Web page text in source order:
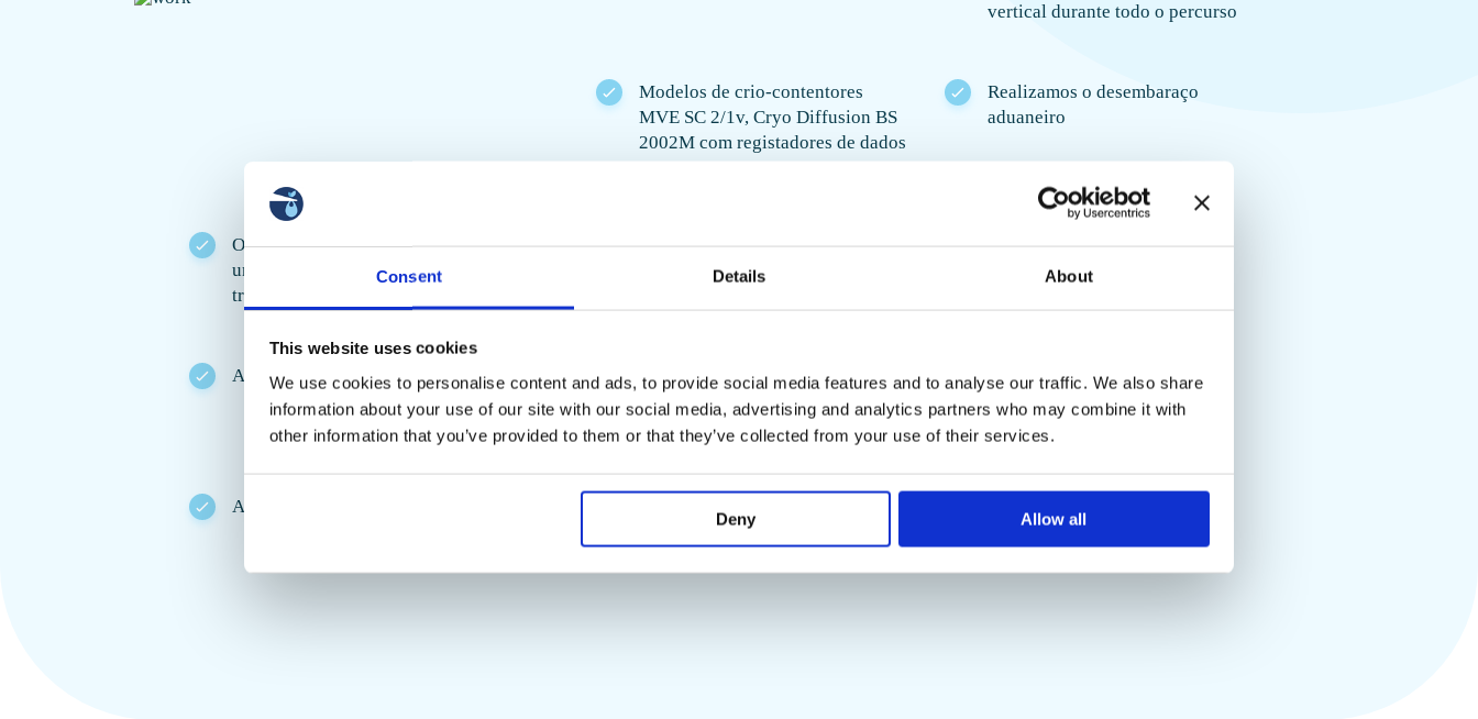
Consent Details About
This website uses cookies
We use cookies to personalise content and ads, to provide social media features and to analyse our traffic. We also share
information about your use of our site with our social media, advertising and analytics partners who may combine it with
other information that you’ve provided to them or that they’ve collected from your use of their services.
Deny Allow all
vertical durante todo o percurso
Modelos de crio-contentores
MVE SC 2/1v, Cryo Diffusion BS
2002M com registadores de dados
Realizamos o desembaraço
aduaneiro
O contêiner é acompanhado por
um transportador especialmente
treinado
2 semanas para preparar uma
A entrega demora 24-48 horas
Espermatozóides frescos e células
estaminais são entregues em até
72 horas
Apoio jurídico
Благодарим!
Мы получили ваш запрос и
свяжемся с вами в ближайшее
время